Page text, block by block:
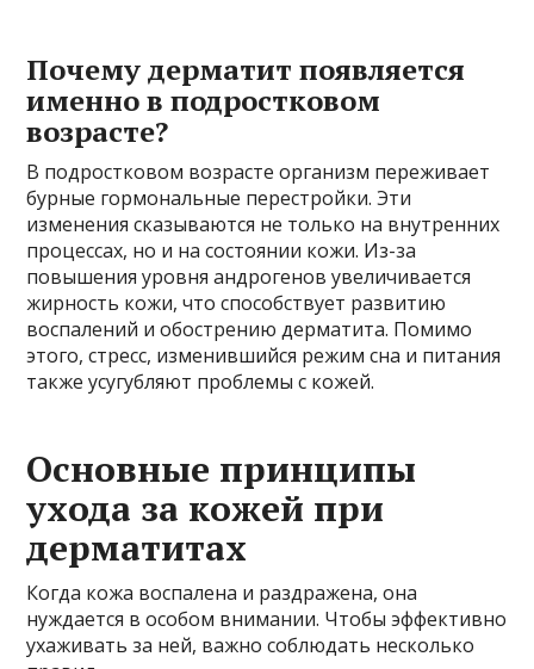
Почему дерматит появляется
именно в подростковом
возрасте?
В подростковом возрасте организм переживает
бурные гормональные перестройки. Эти
изменения сказываются не только на внутренних
процессах, но и на состоянии кожи. Из-за
повышения уровня андрогенов увеличивается
жирность кожи, что способствует развитию
воспалений и обострению дерматита. Помимо
этого, стресс, изменившийся режим сна и питания
также усугубляют проблемы с кожей.
Основные принципы
ухода за кожей при
дерматитах
Когда кожа воспалена и раздражена, она
нуждается в особом внимании. Чтобы эффективно
ухаживать за ней, важно соблюдать несколько